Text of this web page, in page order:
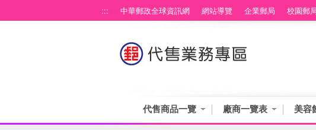
::: 中華郵政全球資訊網 網站導覽 企業郵局 校園郵
代售商品一覽 廠商一覽表 美容